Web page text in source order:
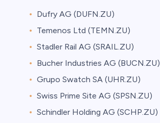
Dufry AG (DUFN.ZU)
Temenos Ltd (TEMN.ZU)
Stadler Rail AG (SRAIL.ZU)
Bucher Industries AG (BUCN.ZU)
Grupo Swatch SA (UHR.ZU)
Swiss Prime Site AG (SPSN.ZU)
Schindler Holding AG (SCHP.ZU)